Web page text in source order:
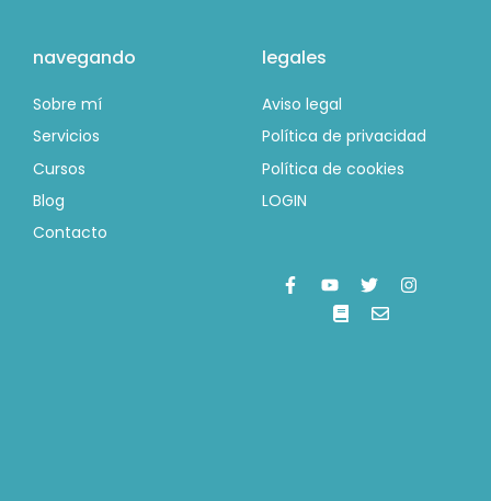
navegando
Sobre mí
Servicios
Cursos
Blog
Contacto
legales
Aviso legal
Política de privacidad
Política de cookies
LOGIN